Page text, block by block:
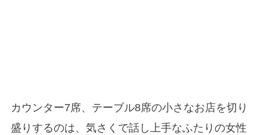
カウンター7席、テーブル8席の小さなお店を切り
盛りするのは、気さくで話し上手なふたりの女性